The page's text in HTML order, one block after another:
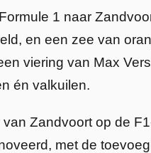
1 naar
en een zee van
viering van Max
én valkuilen.
van Zandvoort op de
met de